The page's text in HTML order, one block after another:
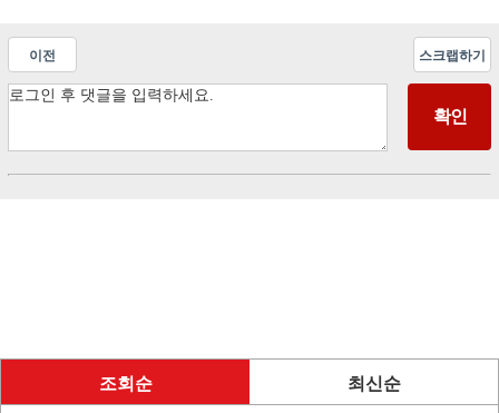
이전 스크랩하기
조회순 최신순